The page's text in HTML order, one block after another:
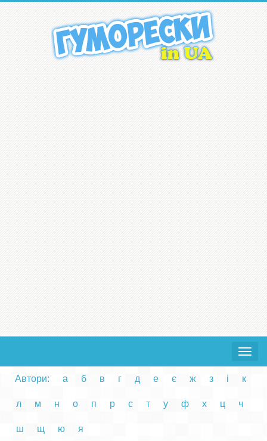
Toggle
Автори: а б в г д е є ж з і к
л м н о п р с т у ф х ц ч
ш щ ю я